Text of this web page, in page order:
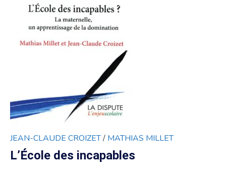
JEAN-CLAUDE CROIZET/ MATHIAS MILLET
L’École des incapables